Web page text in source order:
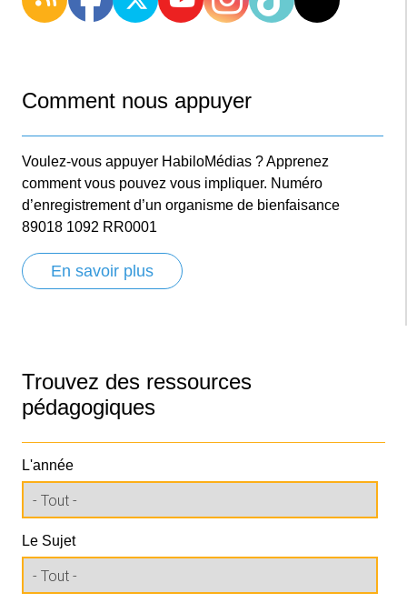
Comment nous appuyer
Voulez-vous appuyer HabiloMédias ? Apprenez
comment vous pouvez vous impliquer. Numéro
d’enregistrement d’un organisme de bienfaisance
89018 1092 RR0001
En savoir plus
Trouvez des ressources
pédagogiques
L'année
Le Sujet